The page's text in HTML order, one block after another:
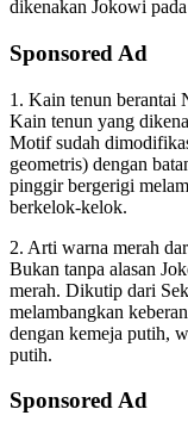
dikenakan Jokowi
Sponsored Ad
1. Kain tenun berantai
Kain tenun yang
Motif sudah
geometris) dengan
pinggir bergerigi
berkelok-kelok.
2. Arti warna merah
Bukan tanpa alasan
merah. Dikutip dari
melambangkan
dengan kemeja putih,
putih.
Sponsored Ad